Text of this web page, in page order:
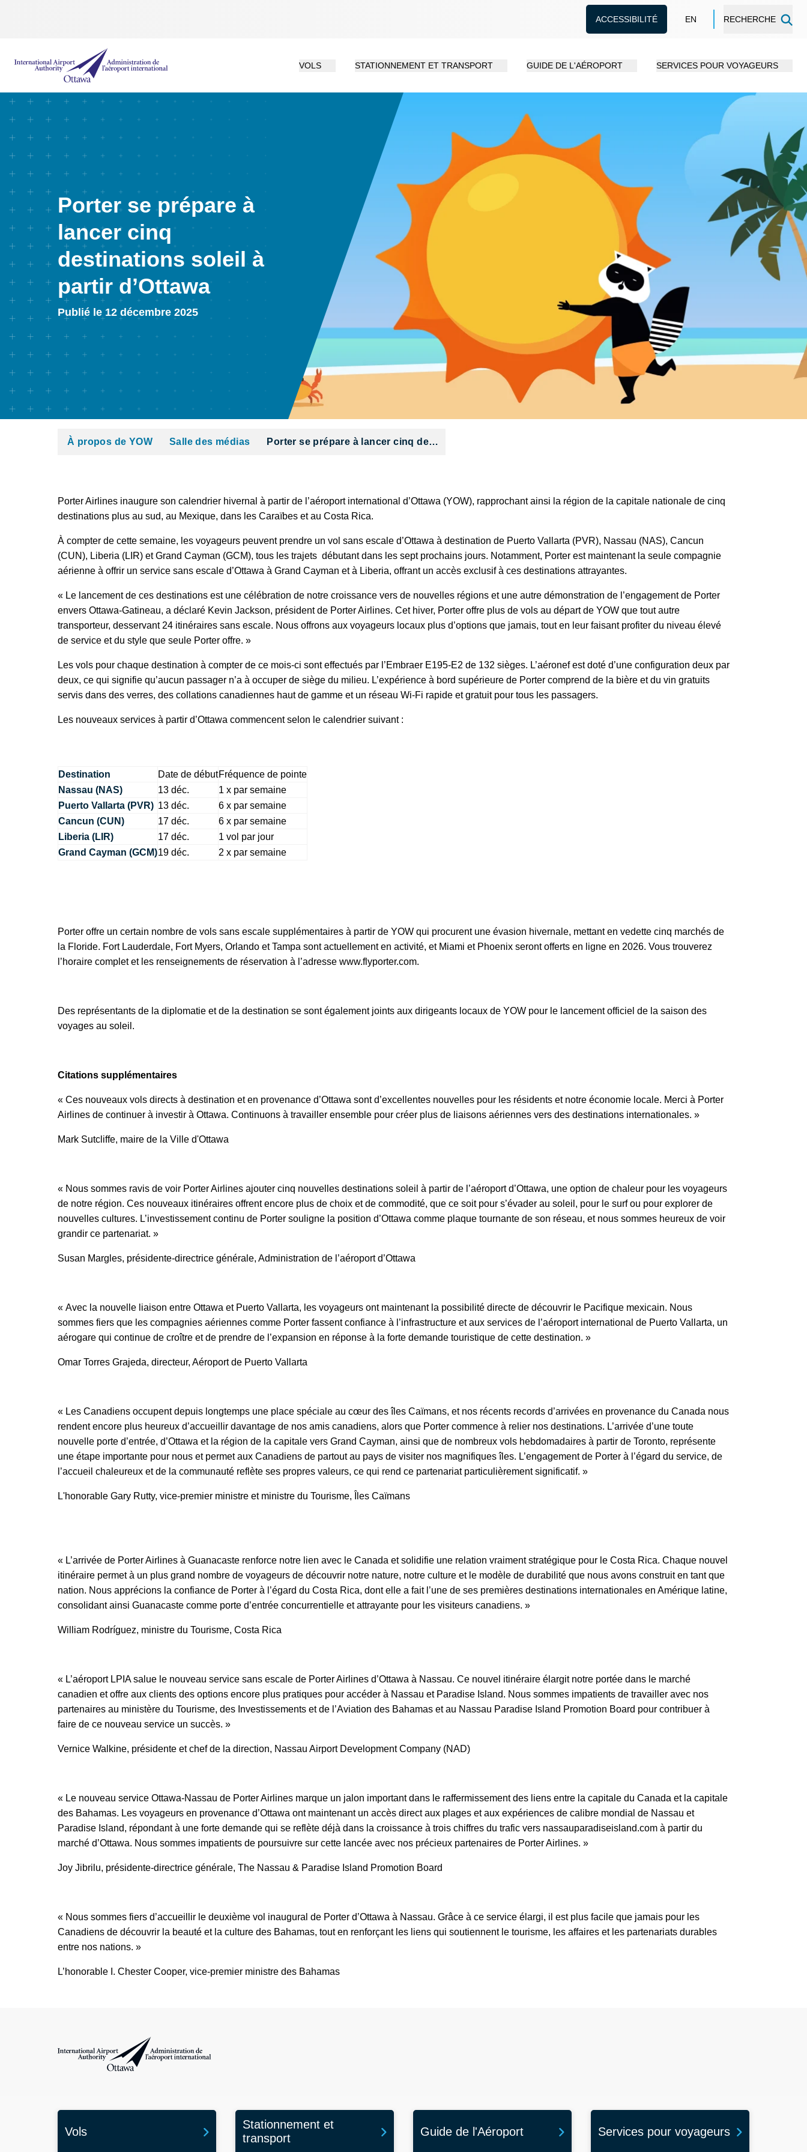
ACCESSIBILITÉ EN RECHERCHE
Administration de l’aéroport international d'Ottawa
VOLS STATIONNEMENT ET TRANSPORT GUIDE DE L'AÉROPORT SERVICES POUR VOYAGEURS
Porter se prépare à
lancer cinq
destinations soleil à
partir d’Ottawa
Publié le 12 décembre 2025
À propos de YOW Salle des médias Porter se prépare à lancer cinq de…
Porter Airlines inaugure son calendrier hivernal à partir de l’aéroport international d’Ottawa (YOW), rapprochant ainsi la région de la capitale nationale de cinq
destinations plus au sud, au Mexique, dans les Caraïbes et au Costa Rica.
À compter de cette semaine, les voyageurs peuvent prendre un vol sans escale d’Ottawa à destination de Puerto Vallarta (PVR), Nassau (NAS), Cancun
(CUN), Liberia (LIR) et Grand Cayman (GCM), tous les trajets débutant dans les sept prochains jours. Notamment, Porter est maintenant la seule compagnie
aérienne à offrir un service sans escale d’Ottawa à Grand Cayman et à Liberia, offrant un accès exclusif à ces destinations attrayantes.
« Le lancement de ces destinations est une célébration de notre croissance vers de nouvelles régions et une autre démonstration de l’engagement de Porter
envers Ottawa-Gatineau, a déclaré Kevin Jackson, président de Porter Airlines. Cet hiver, Porter offre plus de vols au départ de YOW que tout autre
transporteur, desservant 24 itinéraires sans escale. Nous offrons aux voyageurs locaux plus d’options que jamais, tout en leur faisant profiter du niveau élevé
de service et du style que seule Porter offre. »
Les vols pour chaque destination à compter de ce mois-ci sont effectués par l’Embraer E195-E2 de 132 sièges. L’aéronef est doté d’une configuration deux par
deux, ce qui signifie qu’aucun passager n’a à occuper de siège du milieu. L’expérience à bord supérieure de Porter comprend de la bière et du vin gratuits
servis dans des verres, des collations canadiennes haut de gamme et un réseau Wi-Fi rapide et gratuit pour tous les passagers.
Les nouveaux services à partir d’Ottawa commencent selon le calendrier suivant :
Destination Date de débutFréquence de pointe
Nassau (NAS)
13 déc.
1 x par semaine
Puerto Vallarta (PVR) 13 déc.
6 x par semaine
Cancun (CUN)
17 déc.
6 x par semaine
Liberia (LIR)
17 déc.
1 vol par jour
Grand Cayman (GCM)19 déc. 2 x par semaine
Porter offre un certain nombre de vols sans escale supplémentaires à partir de YOW qui procurent une évasion hivernale, mettant en vedette cinq marchés de
la Floride. Fort Lauderdale, Fort Myers, Orlando et Tampa sont actuellement en activité, et Miami et Phoenix seront offerts en ligne en 2026. Vous trouverez
l’horaire complet et les renseignements de réservation à l’adresse www.flyporter.com.
Des représentants de la diplomatie et de la destination se sont également joints aux dirigeants locaux de YOW pour le lancement officiel de la saison des
voyages au soleil.
Citations supplémentaires
« Ces nouveaux vols directs à destination et en provenance d’Ottawa sont d’excellentes nouvelles pour les résidents et notre économie locale. Merci à Porter
Airlines de continuer à investir à Ottawa. Continuons à travailler ensemble pour créer plus de liaisons aériennes vers des destinations internationales. »
Mark Sutcliffe, maire de la Ville d'Ottawa
« Nous sommes ravis de voir Porter Airlines ajouter cinq nouvelles destinations soleil à partir de l’aéroport d’Ottawa, une option de chaleur pour les voyageurs
de notre région. Ces nouveaux itinéraires offrent encore plus de choix et de commodité, que ce soit pour s’évader au soleil, pour le surf ou pour explorer de
nouvelles cultures. L’investissement continu de Porter souligne la position d’Ottawa comme plaque tournante de son réseau, et nous sommes heureux de voir
grandir ce partenariat. »
Susan Margles, présidente-directrice générale, Administration de l’aéroport d’Ottawa
« Avec la nouvelle liaison entre Ottawa et Puerto Vallarta, les voyageurs ont maintenant la possibilité directe de découvrir le Pacifique mexicain. Nous
sommes fiers que les compagnies aériennes comme Porter fassent confiance à l’infrastructure et aux services de l’aéroport international de Puerto Vallarta, un
aérogare qui continue de croître et de prendre de l’expansion en réponse à la forte demande touristique de cette destination. »
Omar Torres Grajeda, directeur, Aéroport de Puerto Vallarta
« Les Canadiens occupent depuis longtemps une place spéciale au cœur des îles Caïmans, et nos récents records d’arrivées en provenance du Canada nous
rendent encore plus heureux d’accueillir davantage de nos amis canadiens, alors que Porter commence à relier nos destinations. L’arrivée d’une toute
nouvelle porte d’entrée, d’Ottawa et la région de la capitale vers Grand Cayman, ainsi que de nombreux vols hebdomadaires à partir de Toronto, représente
une étape importante pour nous et permet aux Canadiens de partout au pays de visiter nos magnifiques îles. L’engagement de Porter à l’égard du service, de
l’accueil chaleureux et de la communauté reflète ses propres valeurs, ce qui rend ce partenariat particulièrement significatif. »
L'honorable Gary Rutty, vice-premier ministre et ministre du Tourisme, Îles Caïmans
« L’arrivée de Porter Airlines à Guanacaste renforce notre lien avec le Canada et solidifie une relation vraiment stratégique pour le Costa Rica. Chaque nouvel
itinéraire permet à un plus grand nombre de voyageurs de découvrir notre nature, notre culture et le modèle de durabilité que nous avons construit en tant que
nation. Nous apprécions la confiance de Porter à l’égard du Costa Rica, dont elle a fait l’une de ses premières destinations internationales en Amérique latine,
consolidant ainsi Guanacaste comme porte d’entrée concurrentielle et attrayante pour les visiteurs canadiens. »
William Rodríguez, ministre du Tourisme, Costa Rica
« L’aéroport LPIA salue le nouveau service sans escale de Porter Airlines d’Ottawa à Nassau. Ce nouvel itinéraire élargit notre portée dans le marché
canadien et offre aux clients des options encore plus pratiques pour accéder à Nassau et Paradise Island. Nous sommes impatients de travailler avec nos
partenaires au ministère du Tourisme, des Investissements et de l’Aviation des Bahamas et au Nassau Paradise Island Promotion Board pour contribuer à
faire de ce nouveau service un succès. »
Vernice Walkine, présidente et chef de la direction, Nassau Airport Development Company (NAD)
« Le nouveau service Ottawa-Nassau de Porter Airlines marque un jalon important dans le raffermissement des liens entre la capitale du Canada et la capitale
des Bahamas. Les voyageurs en provenance d’Ottawa ont maintenant un accès direct aux plages et aux expériences de calibre mondial de Nassau et
Paradise Island, répondant à une forte demande qui se reflète déjà dans la croissance à trois chiffres du trafic vers nassauparadiseisland.com à partir du
marché d’Ottawa. Nous sommes impatients de poursuivre sur cette lancée avec nos précieux partenaires de Porter Airlines. »
Joy Jibrilu, présidente-directrice générale, The Nassau & Paradise Island Promotion Board
« Nous sommes fiers d’accueillir le deuxième vol inaugural de Porter d’Ottawa à Nassau. Grâce à ce service élargi, il est plus facile que jamais pour les
Canadiens de découvrir la beauté et la culture des Bahamas, tout en renforçant les liens qui soutiennent le tourisme, les affaires et les partenariats durables
entre nos nations. »
L’honorable I. Chester Cooper, vice-premier ministre des Bahamas
Administration de l’aéroport international d'Ottawa
Vols
Stationnement et
transport
Guide de l'Aéroport Services pour voyageurs